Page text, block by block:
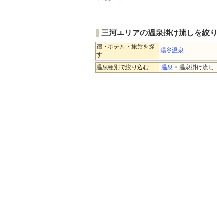
三河エリアの温泉掛け流しを絞
宿・ホテル・旅館を探
す
湯谷温泉
温泉種別で絞り込む 温泉 > 温泉掛け流し